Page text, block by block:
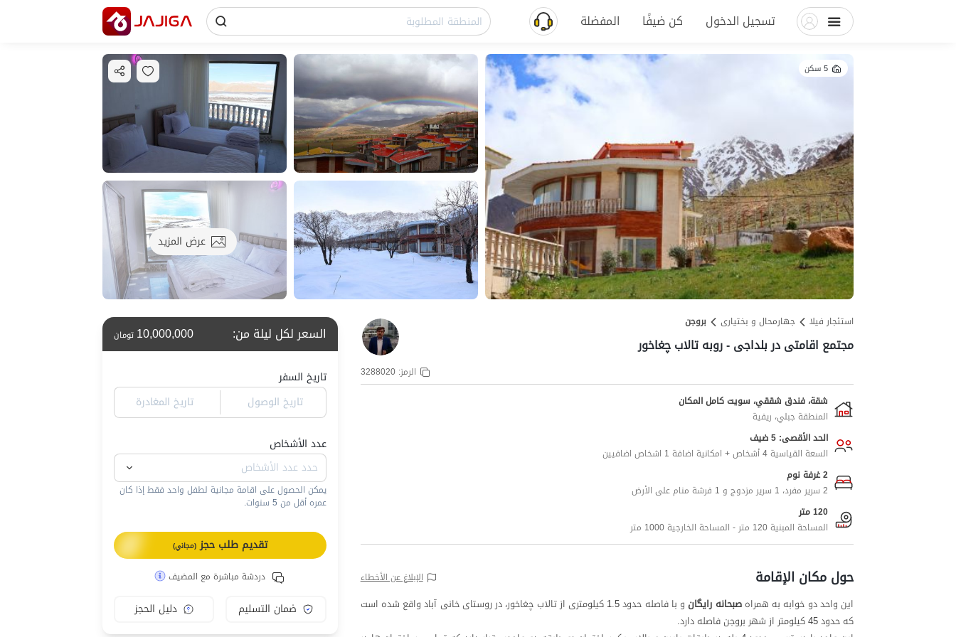
تسجيل الدخول كن ضيفًا المفضلة
5 سكن
عرض المزيد
استئجار فيلا جهارمحال و بختیاری بروجن
مجتمع اقامتی در بلداجی - روبه تالاب چغاخور
الرمز:3288020
شقة، فندق شققي، سويت كامل المكان
المنطقة جبلي، ريفية
الحد الأقصى: 5 ضيف
السعة القياسية 4 أشخاص + امكانية اضافة 1 اشخاص اضافيين
2 غرفة نوم
2 سرير مفرد، 1 سرير مزدوج و 1 فرشة منام على الأرض
120 متر
المساحة المبنية 120 متر - المساحة الخارجية 1000 متر
حول مكان الإقامة الإبلاغ عن الأخطاء
این واحد دو خوابه به همراهصبحانه رایگان
و با فاصله حدود 1.5 کیلومتری از تالاب چغاخور، در روستای خانی آباد واقع شده است
که حدود 45 کیلومتر از شهر بروجن فاصله دارد.
السعر لكل ليلة من:
10,000,000 تومان
تاريخ السفر
تاريخ الوصول
تاريخ المغادرة
عدد الأشخاص
يمكن الحصول على اقامة مجانية لطفل واحد فقط إذا كان
عمره أقل من 5 سنوات.
تقديم طلب حجز(مجاني)
دردشة مباشرة مع المضيف
ضمان التسليم دليل الحجز